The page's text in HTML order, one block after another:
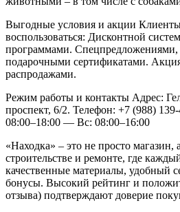
Выгодные условия и акции
воспользоваться: Дисконтной
программами. Спецпредложениями,
подарочными сертификатами.
распродажами.
Режим работы и контакты Адрес:
проспект, 6/2. Телефон: +7 (988)
08:00–18:00 — Вс: 08:00–16:00
«Находка» – это не просто
строительстве и ремонте, где
качественные материалы, удобный
бонусы. Высокий рейтинг и
отзыва) подтверждают доверие